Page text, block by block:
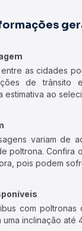
as cidades
de
estimativa ao
variam de
poltrona. Confira
pois podem
com poltronas
inclinação até